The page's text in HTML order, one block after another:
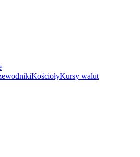
KościołyKursy walut